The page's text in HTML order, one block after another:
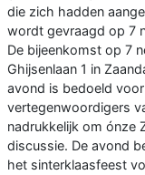
die zich hadden
wordt gevraagd op 7
De bijeenkomst op 7
Ghijsenlaan 1 in
avond is bedoeld
vertegenwoordigers
nadrukkelijk om ónze
discussie. De avond
het sinterklaasfeest